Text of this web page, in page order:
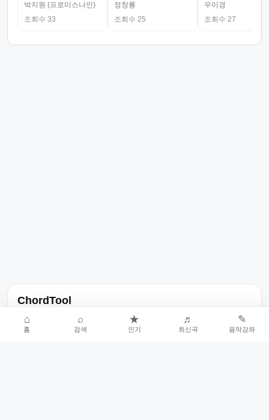
박지원 (프로미스나인)
조회수 33
정창룡
조회수 25
우이경
조회수 27
ChordTool
노래 가사, 곡 정보, 코드, 악보를 한곳에서 찾을 수 있는 음악 정보
서비스입니다.
⌂
홈
⌕
검색
★
인기
♬
최신곡
✎
음악강좌